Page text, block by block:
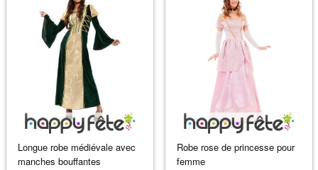
Longue robe médiévale avec
manches bouffantes
Robe rose de princesse pour
femme